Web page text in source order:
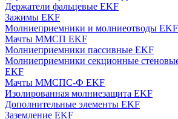
Держатели фальцевые EKF
Зажимы EKF
Молниеприемники и молниеотводы EKF
Мачты ММСП EKF
Молниеприемники пассивные EKF
Молниеприемники секционные
EKF
Мачты ММСПС-Ф EKF
Изолированная молниезащита EKF
Дополнительные элементы EKF
Заземление EKF